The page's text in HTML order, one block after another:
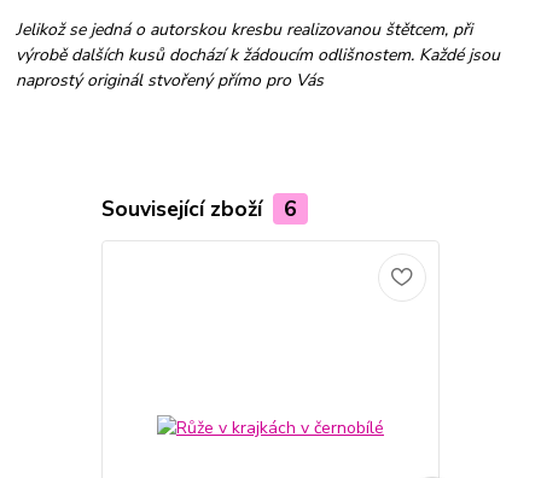
Jelikož se jedná o autorskou kresbu realizovanou štětcem, při
výrobě dalších kusů dochází k žádoucím odlišnostem. Každé jsou
naprostý originál stvořený přímo pro Vás
Související zboží 6